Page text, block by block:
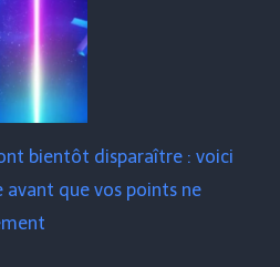
bientôt disparaître : voici
avant que vos points ne